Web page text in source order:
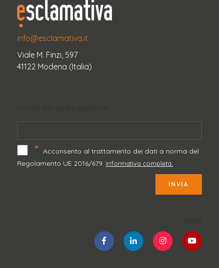
info@esclamativa.it
Viale M. Finzi, 597
41122 Modena (Italia)
* Acconsento al trattamento dei dati a norma del
Regolamento UE 2016/679. Informativa completa.
INVIA